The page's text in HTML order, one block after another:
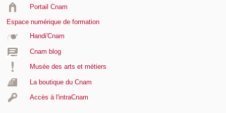
Portail Cnam
Espace numérique de formation
Handi'Cnam
Cnam blog
Musée des arts et métiers
La boutique du Cnam
Accès à l'intraCnam